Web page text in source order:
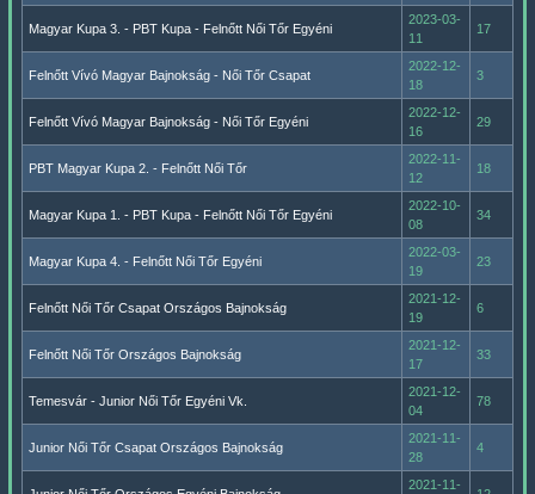
Magyar Kupa 3. - PBT Kupa - Felnőtt Női Tőr Egyéni
2023-03-
11
17
Felnőtt Vívó Magyar Bajnokság - Női Tőr Csapat
2022-12-
18
3
Felnőtt Vívó Magyar Bajnokság - Női Tőr Egyéni
2022-12-
16
29
PBT Magyar Kupa 2. - Felnőtt Női Tőr
2022-11-
12
18
Magyar Kupa 1. - PBT Kupa - Felnőtt Női Tőr Egyéni
2022-10-
08
34
Magyar Kupa 4. - Felnőtt Női Tőr Egyéni
2022-03-
19
23
Felnőtt Női Tőr Csapat Országos Bajnokság
2021-12-
19
6
Felnőtt Női Tőr Országos Bajnokság
2021-12-
17
33
Temesvár - Junior Női Tőr Egyéni Vk.
2021-12-
04
78
Junior Női Tőr Csapat Országos Bajnokság
2021-11-
28
4
2021-11-